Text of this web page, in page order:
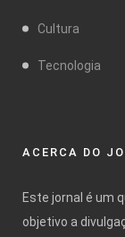
Cultura
Tecnologia
ACERCA DO
Este jornal é um
objetivo a